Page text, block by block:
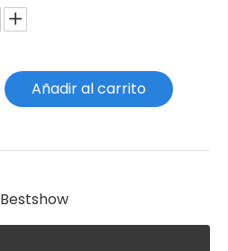
Añadir al carrito
Bestshow